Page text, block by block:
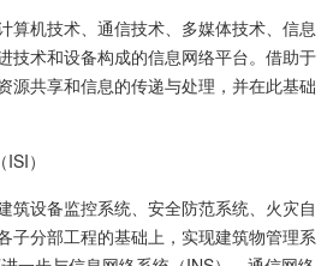
机技术、 通信技术、多媒体技术、 信息
技术和设备构成的信息网络平台。借助于
源共享和信息的传递与处理，并在此基础
）
筑设备监控系统、安全防范系统、火灾自
子分部工程的基础上，实现建筑物管理系